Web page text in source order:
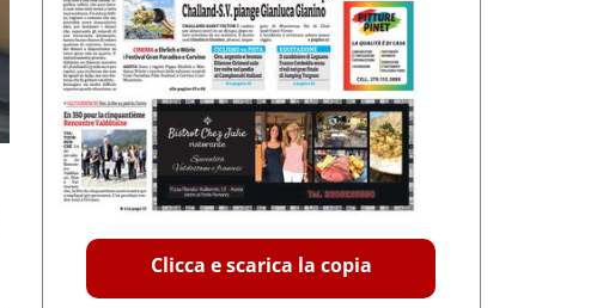
Clicca e scarica la copia